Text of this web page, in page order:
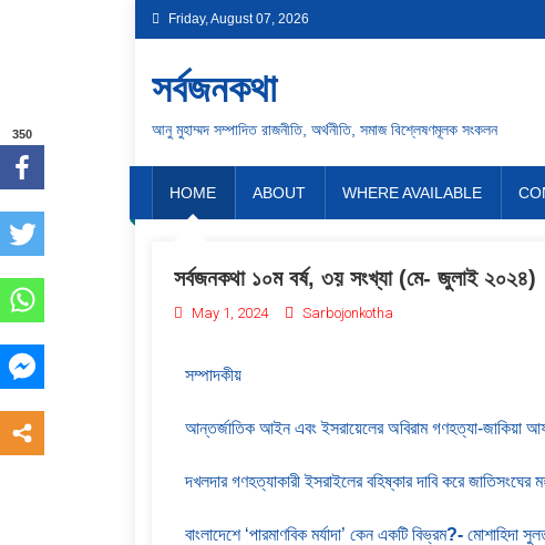
Friday, August 07, 2026
সর্বজনকথা
আনু মুহাম্মদ সম্পাদিত রাজনীতি, অর্থনীতি, সমাজ বিশ্লেষণমূলক সংকলন
HOME ABOUT WHERE AVAILABLE
সর্বজনকথা ১০ম বর্ষ, ৩য় সংখ্যা (মে- জুলাই ২০২৪)
May 1, 2024 Sarbojonkotha
সম্পাদকীয়
আন্তর্জাতিক আইন এবং ইসরায়েলের অবিরাম গণহত্যা-জাকিয়া
দখলদার গণহত্যাকারী ইসরাইলের বহিষ্কার দাবি করে জাতিসংঘের
বাংলাদেশে ‘পারমাণবিক মর্যাদা’ কেন একটি বিভ্রম?- মোশাহিদা
350